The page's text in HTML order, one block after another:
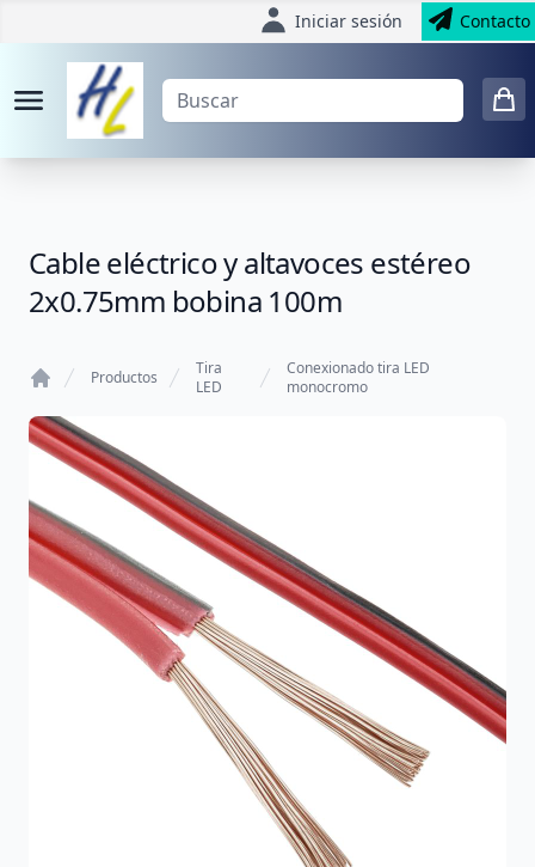
Iniciar sesión Contacto
Cable eléctrico y altavoces estéreo
2x0.75mm bobina 100m
Productos
Tira
LED
Conexionado tira LED
monocromo